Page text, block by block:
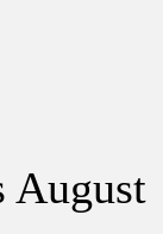
August